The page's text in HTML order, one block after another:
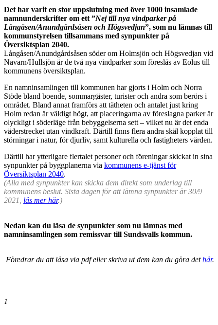
Det har varit en stor uppslutning med över 1000 insamlade
namnunderskrifter om ett ”Nej till nya vindparker på
Långåsen/Anundgårdsåsen och Högsvedjan”, som nu lämnas till
kommunstyrelsen tillsammans med synpunkter på
Översiktsplan 2040.
Långåsen/Anundgårdsåsen söder om Holmsjön och Högsvedjan vid
Navarn/Hullsjön är de två nya vindparker som föreslås av Eolus till
kommunens översiktsplan.
En namninsamlingen till kommunen har gjorts i Holm och Norra
Stöde bland boende, sommargäster, turister och andra som berörs i
området. Bland annat framförs att tätheten och antalet just kring
Holm redan är väldigt högt, att placeringarna av föreslagna parker är
olyckligt i söderläge från bebyggelserna sett – vilket nu är det enda
väderstrecket utan vindkraft. Därtill finns flera andra skäl kopplat till
störningar i natur, för djurliv, samt kulturella och fastigheters värden.
Därtill har ytterligare flertalet personer och föreningar skickat in sina
synpunkter på byggplanerna via kommunens e-tjänst för
Översiktsplan 2040.
(Alla med synpunkter kan skicka dem direkt som underlag till
kommunens beslut. Sista dagen för att lämna synpunkter är 30/9
2021, läs mer här.)
Nedan kan du läsa de synpunkter som nu lämnas med
namninsamlingen som remissvar till Sundsvalls kommun.
Föredrar du att läsa via pdf eller skriva ut dem kan du göra dethär.
1